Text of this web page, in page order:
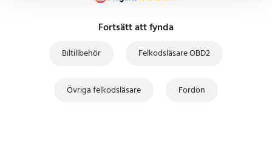
Fortsätt att fynda
Biltillbehör Felkodsläsare OBD2
Övriga felkodsläsare Fordon